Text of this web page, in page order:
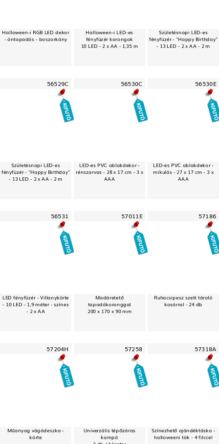
Halloween-i RGB LED dekor
- öntapadós - boszorkány
Halloween-i LED-es
fényfüzér korongok
10 LED - 2 x AA - 1,35 m
Születésnapi LED-es
fényfüzér - "Happy Birthday"
- 13 LED - 2 x AA - 2 m
56529C
Születésnapi LED-es
fényfüzér - "Happy Birthday"
- 13 LED - 2 x AA - 2 m
56530C
LED-es PVC ablakdekor -
rénszarvas - 28 x 17 cm - 3 x
AAA
56530E
LED-es PVC ablakdekor -
mikulás - 27 x 17 cm - 3 x
AAA
56531
LED fényfüzér - Villanykörte
- 10 LED - 1,9 méter - színes
- 2 x AA
57011E
Madáretető
tapadókoronggal
200 x 170 x 90 mm
57186
Ruhacsipesz szett tároló
kosárral - 24 db
57204H
Műanyag vágódeszka -
körte
57258
Univerzális tépőzáras
kampó
57318A
Színezhető ajándéktáska -
halloweeni tök - 4 filccel